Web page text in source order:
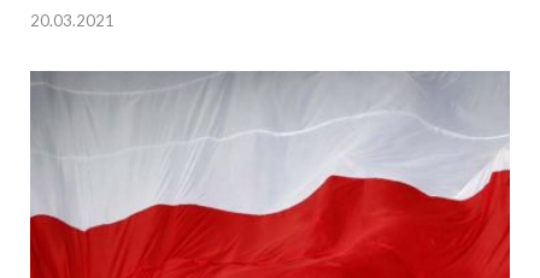
20.03.2021